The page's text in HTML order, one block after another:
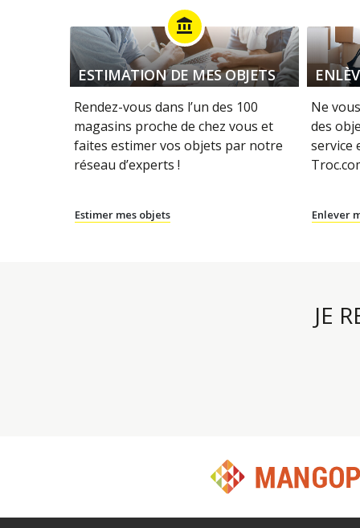
account_balance
ESTIMATION DE MES OBJETS
Rendez-vous dans l’un des 100
magasins proche de chez vous et
faites estimer vos objets par notre
réseau d’experts !
Estimer mes objets
Ne
des
service
Enlever
JE